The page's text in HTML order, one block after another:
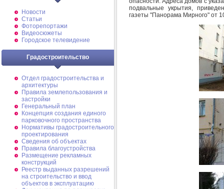
Новости
Статьи
Фоторепортажи
Видеосюжеты
Городское телевидение
Градостроительство
Отдел градостроительства и
архитектуры
Правила землепользования и
застройки
Генеральный план
Концепция создания единого
парковочного пространства
Нормативы градостроительного
проектирования
Сведения об объектах
Правила благоустройства
Размещение рекламных
конструкций
Реестр выданных разрешений
на строительство и ввод
объектов в эксплуатацию
подвальные укрытия,
газеты "Панорама Мирного" от